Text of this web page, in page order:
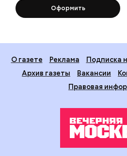
Оформить
О газете Реклама
Подписка
Архив газеты
Вакансии
Правовая